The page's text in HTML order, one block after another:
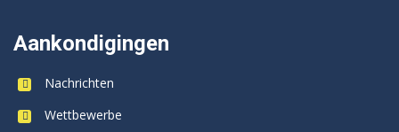
Aankondigingen
Nachrichten
Wettbewerbe